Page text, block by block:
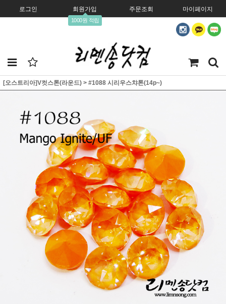
로그인 회원가입
1000원 적립
주문조회 마이페이지
[오스트리아]V컷스톤(라운드) > #1088 시리우스챠톤(14p~)